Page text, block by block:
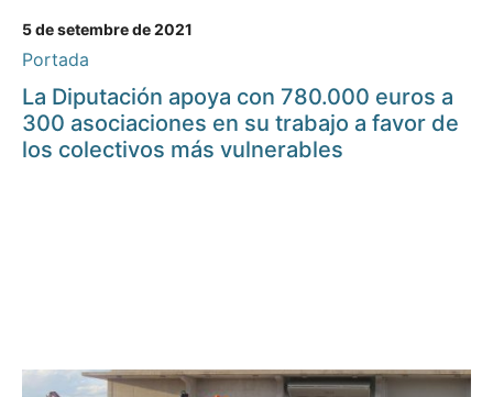
5 de setembre de 2021
Portada
La Diputación apoya con 780.000 euros a
300 asociaciones en su trabajo a favor de
los colectivos más vulnerables